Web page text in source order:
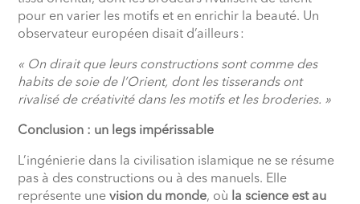
pour en varier les motifs et en enrichir la beauté. Un
observateur européen disait d’ailleurs :
« On dirait que leurs constructions sont comme des
habits de soie de l’Orient, dont les tisserands ont
rivalisé de créativité dans les motifs et les broderies. »
Conclusion : un legs impérissable
L’ingénierie dans la civilisation islamique ne se résume
pas à des constructions ou à des manuels. Elle
représente unevision du monde, où
la science est au